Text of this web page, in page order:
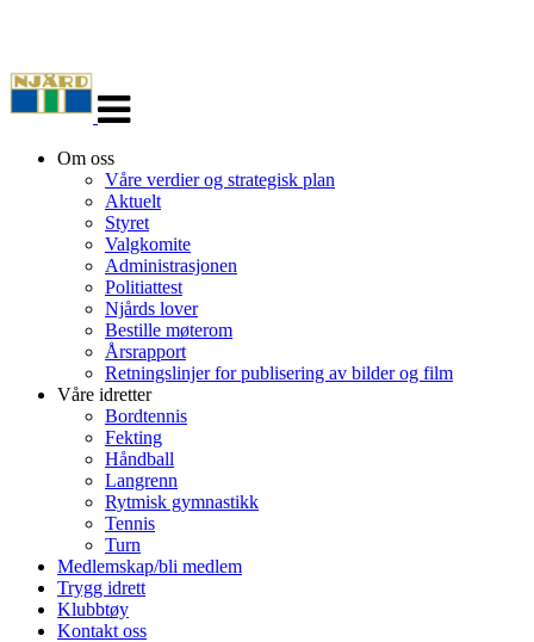
navigasjon
Om oss
Våre verdier og strategisk plan
Aktuelt
Styret
Valgkomite
Administrasjonen
Politiattest
Njårds lover
Bestille møterom
Årsrapport
Retningslinjer for publisering av bilder og film
Våre idretter
Bordtennis
Fekting
Håndball
Langrenn
Rytmisk gymnastikk
Tennis
Turn
Medlemskap/bli medlem
Trygg idrett
Klubbtøy
Kontakt oss